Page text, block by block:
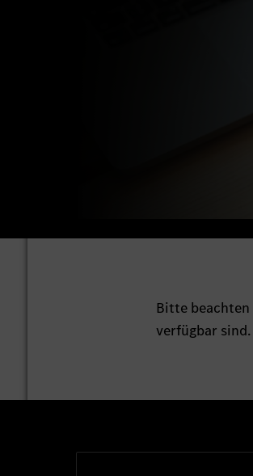
Bitte beachten
verfügbar sind.